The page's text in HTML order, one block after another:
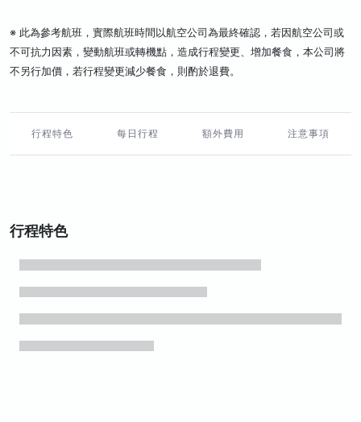
※ 此為參考航班，實際航班時間以航空公司為最終確認，若因航空公司或
不可抗力因素，變動航班或轉機點，造成行程變更、增加餐食，本公司將
不另行加價，若行程變更減少餐食，則酌於退費。
行程特色 每日行程 額外費用 注意事項
行程特色